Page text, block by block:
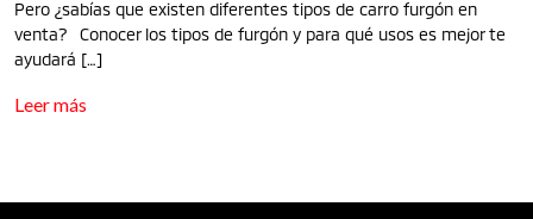
Pero ¿sabías que existen diferentes tipos de carro furgón en
venta? Conocer los tipos de furgón y para qué usos es mejor te
ayudará […]
Leer más